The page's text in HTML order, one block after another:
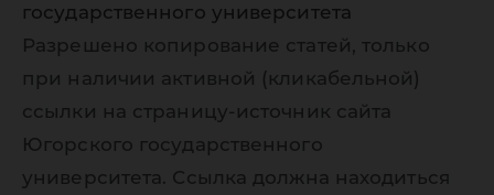
государственного университета
Разрешено копирование статей, только
при наличии активной (кликабельной)
ссылки на страницу-источник сайта
Югорского государственного
университета. Ссылка должна находиться